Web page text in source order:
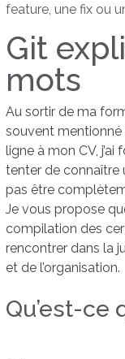
Git
mots
Au sortir de ma
souvent mentionné
ligne à mon CV,
tenter de connaître
pas être
Je vous propose
compilation des
rencontrer dans la
et de l’organisation.
Qu’est-ce